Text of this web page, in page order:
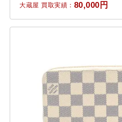
大蔵屋 買取実績： 80,000円